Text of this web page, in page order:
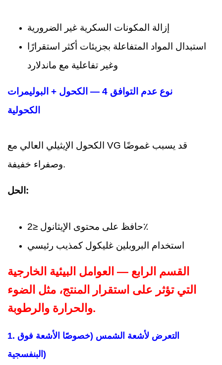
إزالة المكونات السكرية غير الضرورية
استبدال المواد المتفاعلة بجزيئات أكثر استقرارًا
وغير تفاعلية مع ماندلارد
نوع عدم التوافق 4 — الكحول + البوليمرات
الكحولية
الكحول الإيثيلي العالي مع VG قد يسبب غموضًا
وصفراء خفيفة.
الحل:
حافظ على محتوى الإيثانول ≤2٪
استخدام البروبلين غليكول كمذيب رئيسي
القسم الرابع — العوامل البيئية الخارجية
التي تؤثر على استقرار المنتج، مثل الضوء
والحرارة والرطوبة.
1. التعرض لأشعة الشمس (خصوصًا الأشعة فوق
البنفسجية)